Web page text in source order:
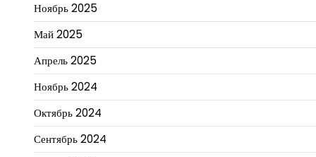
Ноябрь 2025
Май 2025
Апрель 2025
Ноябрь 2024
Октябрь 2024
Сентябрь 2024